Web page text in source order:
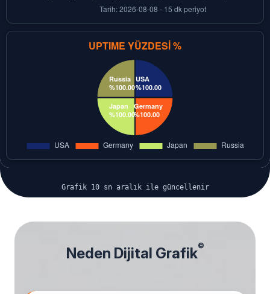
Grafik 10 sn aralık ile güncellenir
Neden Dijital Grafik©